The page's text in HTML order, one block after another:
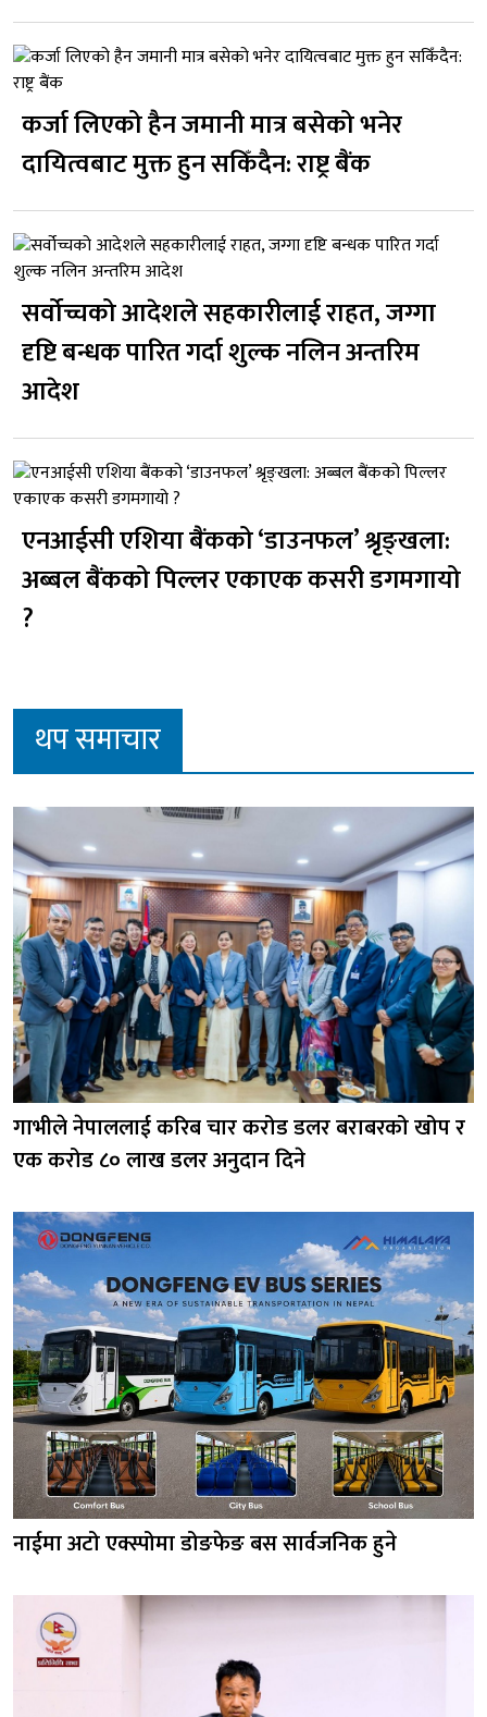
कर्जा लिएको हैन जमानी मात्र बसेको भनेर
दायित्वबाट मुक्त हुन सकिँदैन: राष्ट्र बैंक
सर्वोच्चको आदेशले सहकारीलाई राहत, जग्गा
दृष्टि बन्धक पारित गर्दा शुल्क नलिन अन्तरिम
आदेश
एनआईसी एशिया बैंकको ‘डाउनफल’ श्रृङ्खला:
अब्बल बैंकको पिल्लर एकाएक कसरी डगमगायो
?
थप समाचार
गाभीले नेपाललाई करिब चार करोड डलर बराबरको खोप र
एक करोड ८० लाख डलर अनुदान दिने
नाईमा अटो एक्स्पोमा डोङफेङ बस सार्वजनिक हुने